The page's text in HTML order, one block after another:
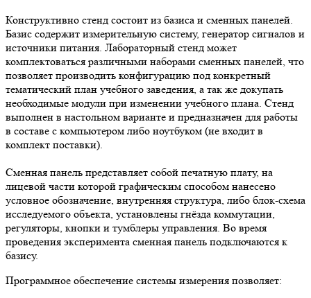
Конструктивно стенд состоит из базиса и сменных панелей.
Базис содержит измерительную систему, генератор сигналов и
источники питания. Лабораторный стенд может
комплектоваться различными наборами сменных панелей, что
позволяет производить конфигурацию под конкретный
тематический план учебного заведения, а так же докупать
необходимые модули при изменении учебного плана. Стенд
выполнен в настольном варианте и предназначен для работы
в составе с компьютером либо ноутбуком (не входит в
комплект поставки).
Сменная панель представляет собой печатную плату, на
лицевой части которой графическим способом нанесено
условное обозначение, внутренняя структура, либо блок-схема
исследуемого объекта, установлены гнёзда коммутации,
регуляторы, кнопки и тумблеры управления. Во время
проведения эксперимента сменная панель подключаются к
базису.
Программное обеспечение системы измерения позволяет: